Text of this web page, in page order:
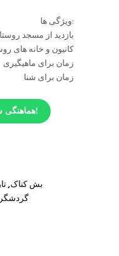
ویژگی ها:
بازدید از مسجد
کانیون و خانه های
زمان برای ماهیگیری
زمان برای شنا
هماهنگی سریع از طریق واتس اَپ!
بش کناک,